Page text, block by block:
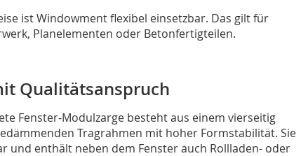
ist Windowment flexibel einsetzbar. Das gilt für
Planelementen oder Betonfertigteilen.
Qualitätsanspruch
Fenster-Modulzarge besteht aus einem vierseitig
Tragrahmen mit hoher Formstabilität. Sie
und enthält neben dem Fenster auch Rollladen- oder